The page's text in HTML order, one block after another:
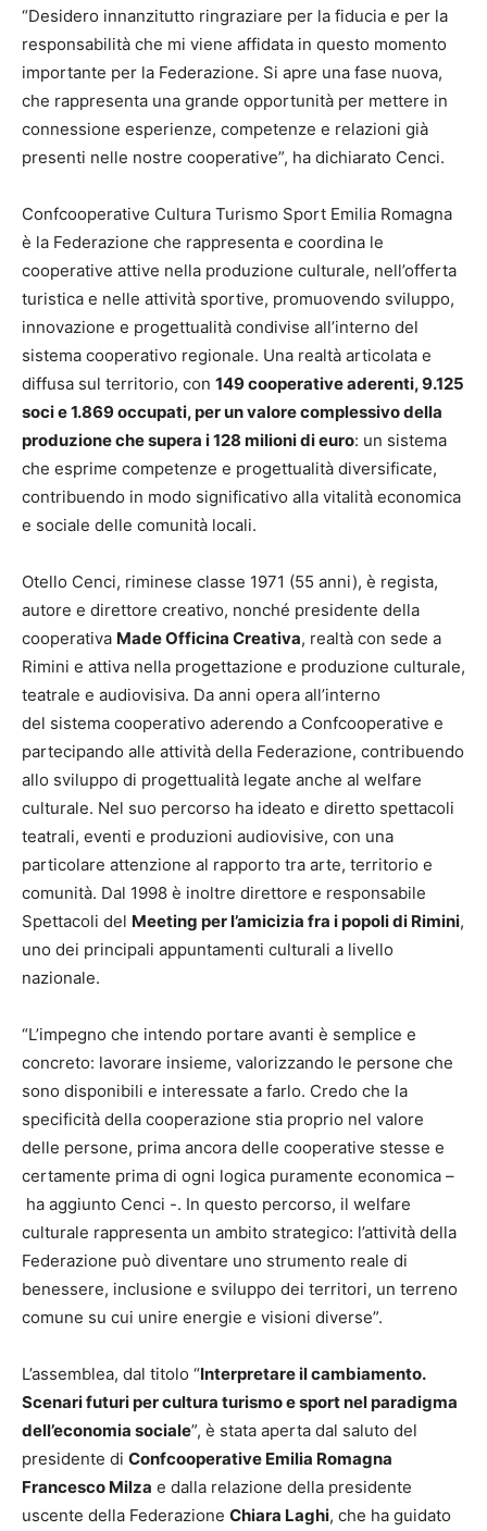
“Desidero innanzitutto ringraziare per la fiducia e per la
responsabilità che mi viene affidata in questo momento
importante per la Federazione. Si apre una fase nuova,
che rappresenta una grande opportunità per mettere in
connessione esperienze, competenze e relazioni già
presenti nelle nostre cooperative”, ha dichiarato Cenci.
Confcooperative Cultura Turismo Sport Emilia Romagna
è la Federazione che rappresenta e coordina le
cooperative attive nella produzione culturale, nell’offerta
turistica e nelle attività sportive, promuovendo sviluppo,
innovazione e progettualità condivise all’interno del
sistema cooperativo regionale. Una realtà articolata e
diffusa sul territorio, con 149 cooperative aderenti, 9.125
soci e 1.869 occupati, per un valore complessivo della
produzione che supera i 128 milioni di euro: un sistema
che esprime competenze e progettualità diversificate,
contribuendo in modo significativo alla vitalità economica
e sociale delle comunità locali.
Otello Cenci, riminese classe 1971 (55 anni), è regista,
autore e direttore creativo, nonché presidente della
cooperativa Made Officina Creativa, realtà con sede a
Rimini e attiva nella progettazione e produzione culturale,
teatrale e audiovisiva. Da anni opera all’interno
del sistema cooperativo aderendo a Confcooperative e
partecipando alle attività della Federazione, contribuendo
allo sviluppo di progettualità legate anche al welfare
culturale. Nel suo percorso ha ideato e diretto spettacoli
teatrali, eventi e produzioni audiovisive, con una
particolare attenzione al rapporto tra arte, territorio e
comunità. Dal 1998 è inoltre direttore e responsabile
Spettacoli del Meeting per l’amicizia fra i popoli di Rimini,
uno dei principali appuntamenti culturali a livello
nazionale.
“L’impegno che intendo portare avanti è semplice e
concreto: lavorare insieme, valorizzando le persone che
sono disponibili e interessate a farlo. Credo che la
specificità della cooperazione stia proprio nel valore
delle persone, prima ancora delle cooperative stesse e
certamente prima di ogni logica puramente economica –
ha aggiunto Cenci -. In questo percorso, il welfare
culturale rappresenta un ambito strategico: l’attività della
Federazione può diventare uno strumento reale di
benessere, inclusione e sviluppo dei territori, un terreno
comune su cui unire energie e visioni diverse”.
L’assemblea, dal titolo “Interpretare il cambiamento.
Scenari futuri per cultura turismo e sport nel paradigma
dell’economia sociale”, è stata aperta dal saluto del
presidente di Confcooperative Emilia Romagna
Francesco Milza e dalla relazione della presidente
uscente della Federazione Chiara Laghi, che ha guidato